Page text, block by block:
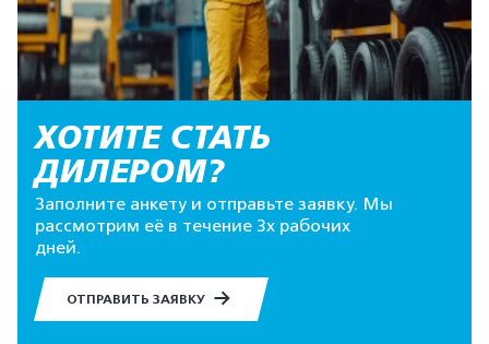
ХОТИТЕ СТАТЬ
ДИЛЕРОМ?
Заполните анкету и отправьте заявку. Мы
рассмотрим её в течение 3х рабочих
дней.
ОТПРАВИТЬ ЗАЯВКУ